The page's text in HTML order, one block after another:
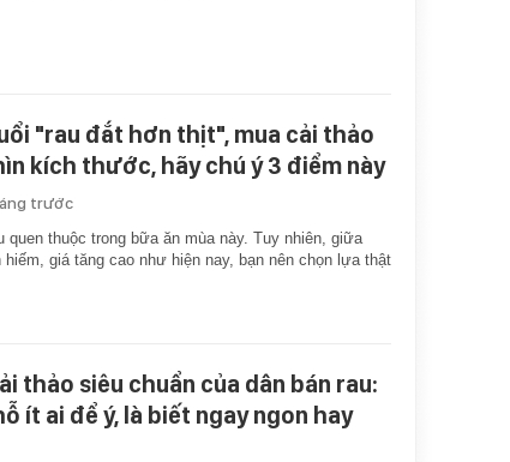
"rau đắt hơn thịt", mua cải thảo
kích thước, hãy chú ý 3 điểm này
trước
quen thuộc trong bữa ăn mùa này. Tuy nhiên, giữa
giá tăng cao như hiện nay, bạn nên chọn lựa thật
thảo siêu chuẩn của dân bán rau:
ít ai để ý, là biết ngay ngon hay